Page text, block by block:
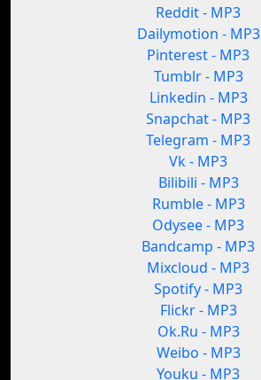
Reddit - MP3
Dailymotion - MP3
Pinterest - MP3
Tumblr - MP3
Linkedin - MP3
Snapchat - MP3
Telegram - MP3
Vk - MP3
Bilibili - MP3
Rumble - MP3
Odysee - MP3
Bandcamp - MP3
Mixcloud - MP3
Spotify - MP3
Flickr - MP3
Ok.Ru - MP3
Weibo - MP3
Youku - MP3